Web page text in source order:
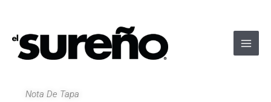
contenido
Nota De Tapa
entradas